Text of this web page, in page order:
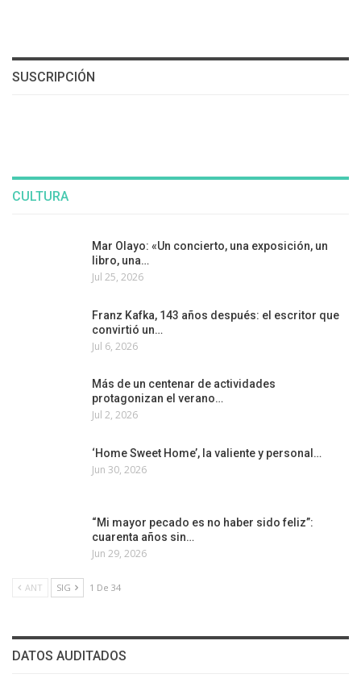
SUSCRIPCIÓN
CULTURA
Mar Olayo: «Un concierto, una exposición, un
libro, una…
Jul 25, 2026
Franz Kafka, 143 años después: el escritor que
convirtió un…
Jul 6, 2026
Más de un centenar de actividades
protagonizan el verano…
Jul 2, 2026
‘Home Sweet Home’, la valiente y personal…
Jun 30, 2026
“Mi mayor pecado es no haber sido feliz”:
cuarenta años sin…
Jun 29, 2026
ANT SIG 1 De 34
DATOS AUDITADOS